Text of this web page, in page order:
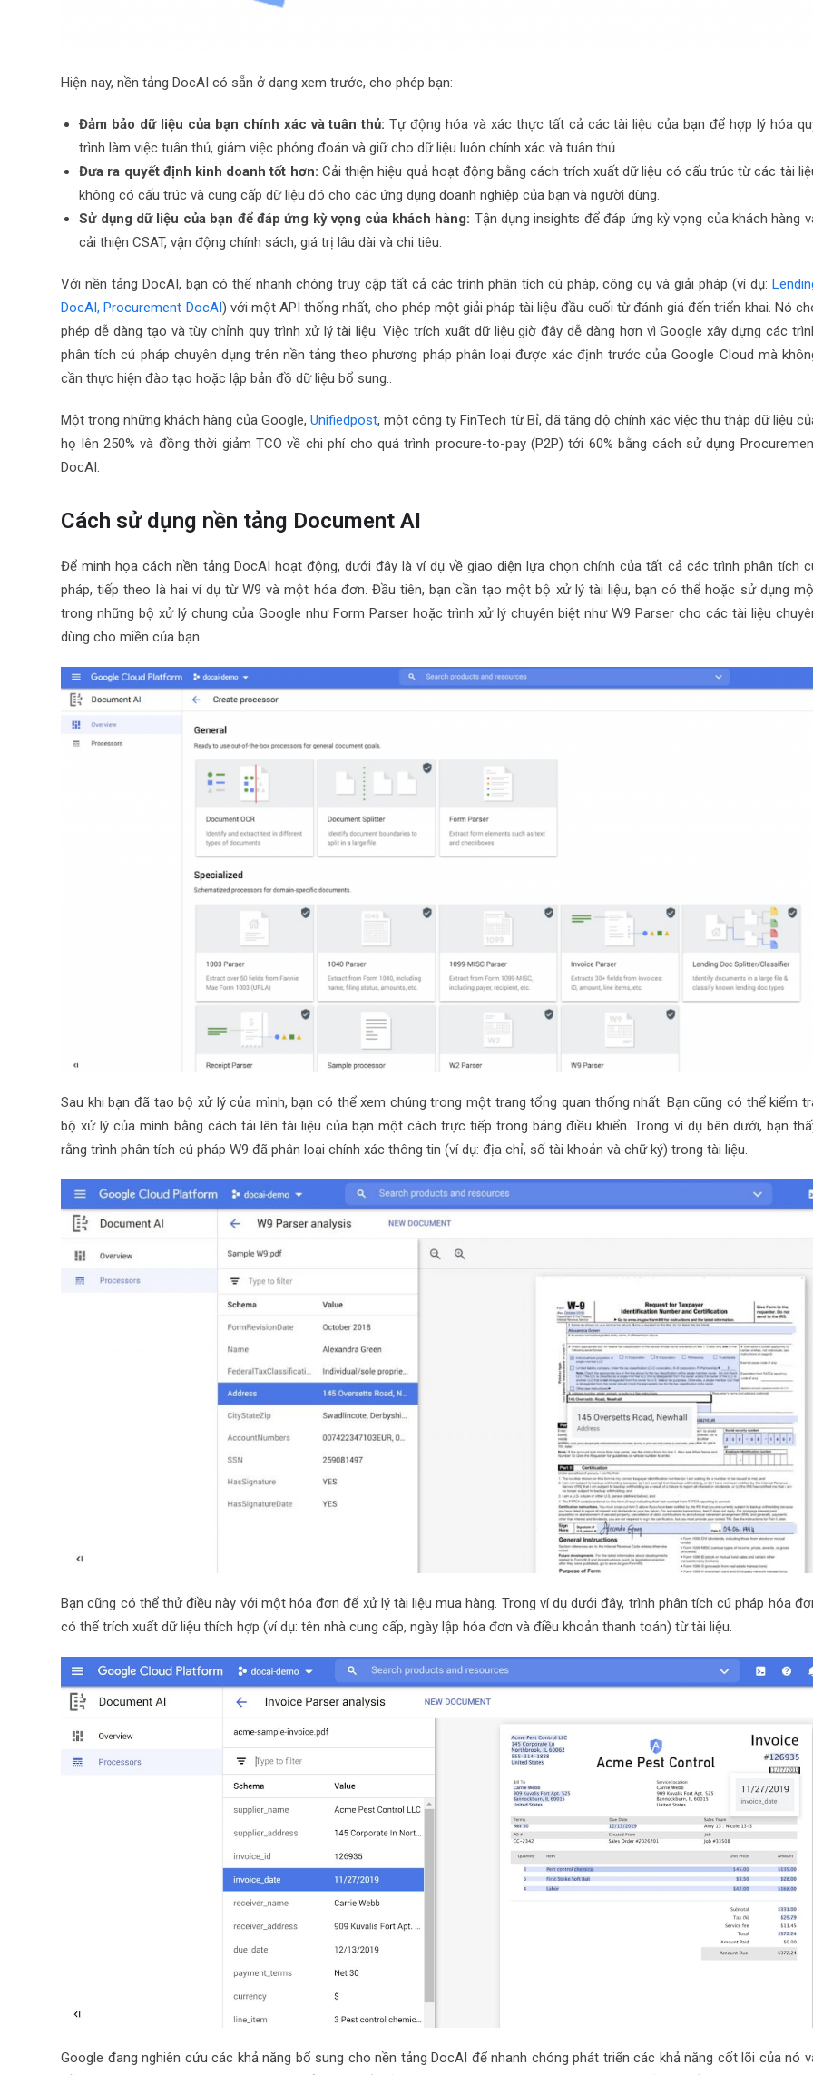
Hiện nay, nền tảng DocAI có sẵn ở dạng xem trước, cho phép bạn:
Đảm bảo dữ liệu của bạn chính xác và tuân thủ:Tự động hóa và xác thực tất cả các tài liệu của bạn để hợp lý hóa
trình làm việc tuân thủ, giảm việc phỏng đoán và giữ cho dữ liệu luôn chính xác và tuân thủ.
Đưa ra quyết định kinh doanh tốt hơn: Cải thiện hiệu quả hoạt động bằng cách trích xuất dữ liệu có cấu trúc từ các tài
không có cấu trúc và cung cấp dữ liệu đó cho các ứng dụng doanh nghiệp của bạn và người dùng.
Sử dụng dữ liệu của bạn để đáp ứng kỳ vọng của khách hàng: Tận dụng insights để đáp ứng kỳ vọng của khách hàng
cải thiện CSAT, vận động chính sách, giá trị lâu dài và chi tiêu.
Với nền tảng DocAI, bạn có thể nhanh chóng truy cập tất cả các trình phân tích cú pháp, công cụ và giải pháp (ví dụ:
DocAI, Procurement DocAI) với một API thống nhất, cho phép một giải pháp tài liệu đầu cuối từ đánh giá đến triển khai. Nó
phép dễ dàng tạo và tùy chỉnh quy trình xử lý tài liệu. Việc trích xuất dữ liệu giờ đây dễ dàng hơn vì Google xây dựng các
phân tích cú pháp chuyên dụng trên nền tảng theo phương pháp phân loại được xác định trước của Google Cloud mà
cần thực hiện đào tạo hoặc lập bản đồ dữ liệu bổ sung..
Một trong những khách hàng của Google,Unifiedpost, một công ty FinTech từ Bỉ, đã tăng độ chính xác việc thu thập dữ liệu
họ lên 250% và đồng thời giảm TCO về chi phí cho quá trình procure-to-pay (P2P) tới 60% bằng cách sử dụng
DocAI.
Cách sử dụng nền tảng Document AI
Để minh họa cách nền tảng DocAI hoạt động, dưới đây là ví dụ về giao diện lựa chọn chính của tất cả các trình phân tích
pháp, tiếp theo là hai ví dụ từ W9 và một hóa đơn. Đầu tiên, bạn cần tạo một bộ xử lý tài liệu, bạn có thể hoặc sử dụng
trong những bộ xử lý chung của Google như Form Parser hoặc trình xử lý chuyên biệt như W9 Parser cho các tài liệu
dùng cho miền của bạn.
Sau khi bạn đã tạo bộ xử lý của mình, bạn có thể xem chúng trong một trang tổng quan thống nhất. Bạn cũng có thể kiểm
bộ xử lý của mình bằng cách tải lên tài liệu của bạn một cách trực tiếp trong bảng điều khiển. Trong ví dụ bên dưới, bạn
rằng trình phân tích cú pháp W9 đã phân loại chính xác thông tin (ví dụ: địa chỉ, số tài khoản và chữ ký) trong tài liệu.
Bạn cũng có thể thử điều này với một hóa đơn để xử lý tài liệu mua hàng. Trong ví dụ dưới đây, trình phân tích cú pháp hóa
có thể trích xuất dữ liệu thích hợp (ví dụ: tên nhà cung cấp, ngày lập hóa đơn và điều khoản thanh toán) từ tài liệu.
Google đang nghiên cứu các khả năng bổ sung cho nền tảng DocAI để nhanh chóng phát triển các khả năng cốt lõi của nó